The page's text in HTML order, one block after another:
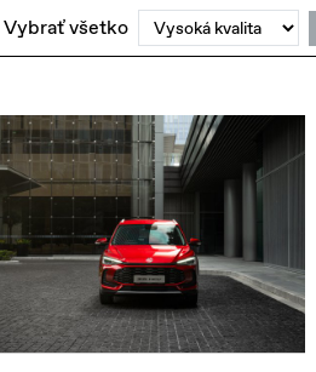
Vybrať všetko